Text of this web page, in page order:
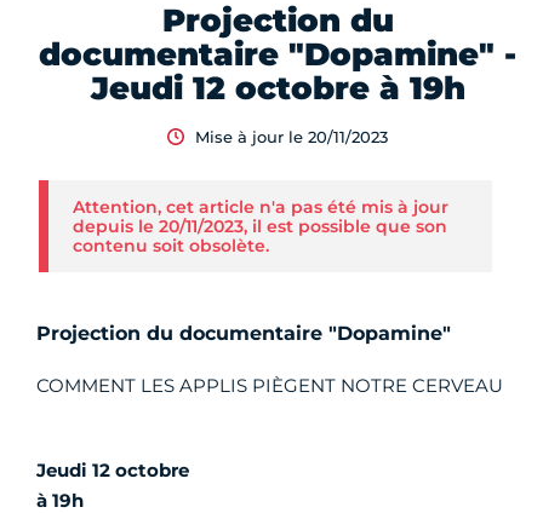
Projection du
documentaire "Dopamine" -
Jeudi 12 octobre à 19h
Mise à jour le 20/11/2023
Attention, cet article n'a pas été mis à jour
depuis le 20/11/2023, il est possible que son
contenu soit obsolète.
Projection du documentaire "Dopamine"
COMMENT LES APPLIS PIÈGENT NOTRE CERVEAU
Jeudi 12 octobre
à 19h